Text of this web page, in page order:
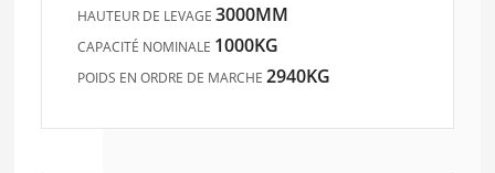
HAUTEUR DE LEVAGE3000MM
CAPACITÉ NOMINALE 1000KG
POIDS EN ORDRE DE MARCHE2940KG